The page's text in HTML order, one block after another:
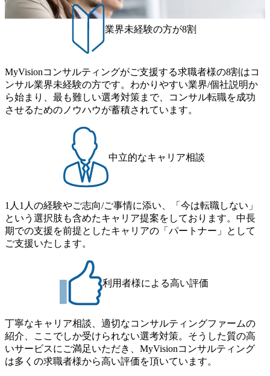
業界未経験の方が8割
MyVisionコンサルティングがご支援する求職者様の8割はコ
ンサル業界未経験の方です。わかりやすい業界/個社説明か
ら始まり、最も難しい選考対策まで、コンサル転職を成功
させるためのノウハウが蓄積されています。
中立的なキャリア相談
1人1人の経験やご志向/ご事情に添い、「今は転職しない」
という選択肢も含めたキャリア提案をしております。中長
期での支援を前提としたキャリアの「パートナー」として
ご支援いたします。
利用者様による高い評価
丁寧なキャリア相談、適切なコンサルティングファームの
紹介、ここでしか受けられない選考対策。そうした質の高
いサービスにご満足いただき、MyVisionコンサルティング
は多くの求職者様から高い評価を頂いています。